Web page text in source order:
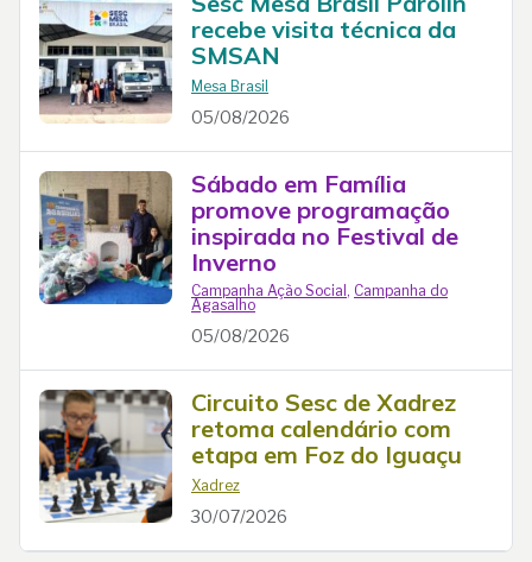
recebe visita técnica da
SMSAN
Mesa Brasil
05/08/2026
Sábado em Família
promove programação
inspirada no Festival de
Inverno
Campanha Ação Social, Campanha do
Agasalho
05/08/2026
Circuito Sesc de Xadrez
retoma calendário com
etapa em Foz do Iguaçu
Xadrez
30/07/2026